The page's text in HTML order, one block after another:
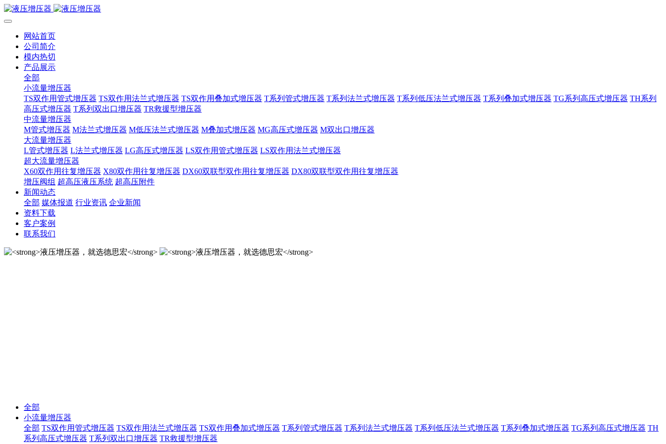
网站首页
公司简介
模内热切
产品展示
全部
小流量增压器
TS双作用管式增压器 TS双作用法兰式增压器 TS双作用叠加式增压器 T系列管式增压器 T系列法兰式增压器 T系列低压法兰式增压器 T系列叠加式增压器 TG系列高压式增压器 TH系列
高压式增压器 T系列双出口增压器 TR救援型增压器
中流量增压器
M管式增压器 M法兰式增压器 M低压法兰式增压器 M叠加式增压器 MG高压式增压器 M双出口增压器
大流量增压器
L管式增压器 L法兰式增压器 LG高压式增压器 LS双作用管式增压器 LS双作用法兰式增压器
超大流量增压器
X60双作用往复增压器 X80双作用往复增压器 DX60双联型双作用往复增压器 DX80双联型双作用往复增压器
增压阀组 超高压液压系统 超高压附件
新闻动态
全部 媒体报道 行业资讯 企业新闻
资料下载
客户案例
联系我们
全部
小流量增压器
全部 TS双作用管式增压器 TS双作用法兰式增压器 TS双作用叠加式增压器 T系列管式增压器 T系列法兰式增压器 T系列低压法兰式增压器 T系列叠加式增压器 TG系列高压式增压器 TH
系列高压式增压器 T系列双出口增压器 TR救援型增压器